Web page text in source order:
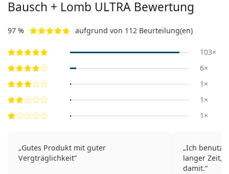
Bausch + Lomb ULTRA Bewertung
97 % aufgrund von 112 Beurteilung(en)
103×
6×
1×
1×
1×
Gutes Produkt mit guter
Vergträglichkeit
Ich
langer Zeit,
damit.